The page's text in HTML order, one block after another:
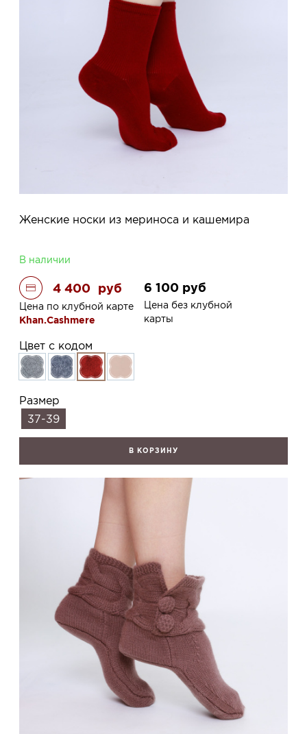
Женские носки из мериноса и кашемира
В наличии
4 400 руб
Цена по клубной карте
Khan.Cashmere
6 100 руб
Цена без клубной
карты
Цвет с кодом
Размер
37-39
В КОРЗИНУ